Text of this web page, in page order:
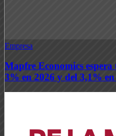
Empresa
Mapfre Economics
3% en 2026 y del 3,1% en